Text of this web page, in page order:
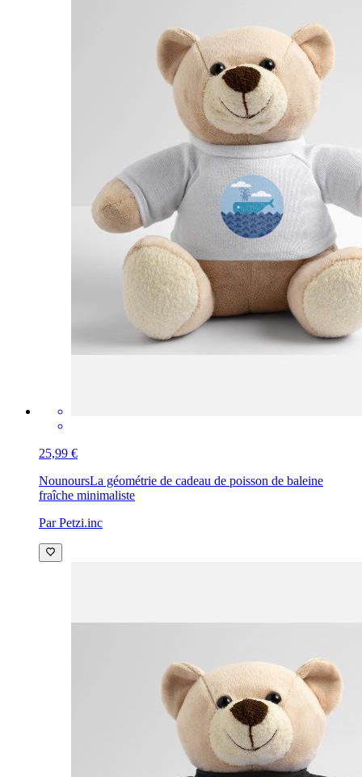
25,99 €
NounoursLa géométrie de cadeau de poisson de baleine
fraîche minimaliste
Par Petzi.inc